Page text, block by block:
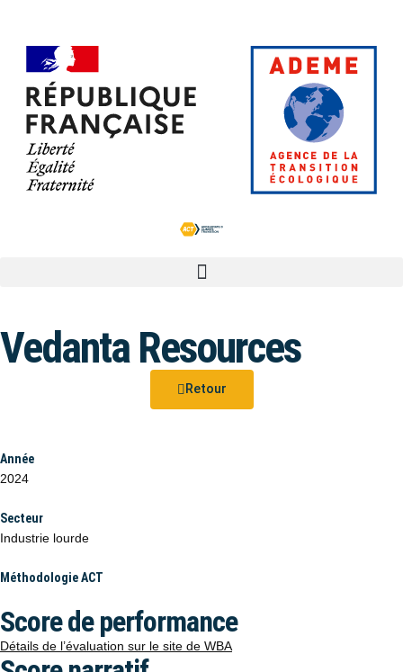
Vedanta Resources
Retour
Année
2024
Secteur
Industrie lourde
Méthodologie ACT
Score de performance
Détails de l’évaluation sur le site de WBA